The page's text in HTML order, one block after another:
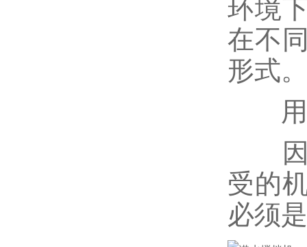
环境
在不
形式。
用
因
受的
必须